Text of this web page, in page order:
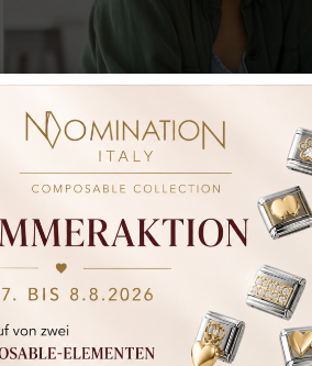
Tina Perish
SMM MANAGER